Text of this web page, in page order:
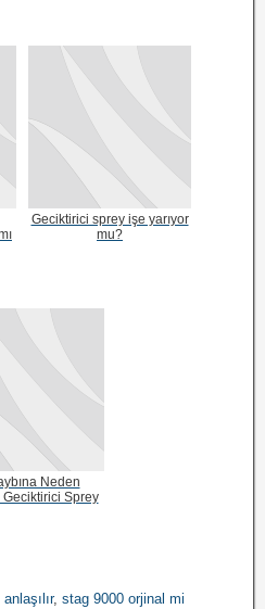
Geciktirici sprey işe yarıyor
mu?
Neden
Sprey
, stag 9000 orjinal mi